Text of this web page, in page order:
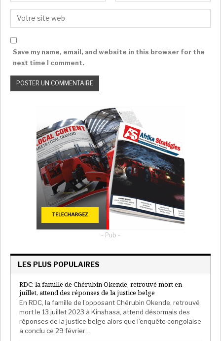
Save my name, email, and website in this browser for the
next time I comment.
- Pub -
LES PLUS POPULAIRES
RDC: la famille de Chérubin Okende, retrouvé mort en
juillet, attend des réponses de la justice belge
En RDC, la famille de l’opposant Chérubin Okende, retrouvé
mort le 13 juillet 2023 à Kinshasa, attend désormais des
réponses de la justice belge alors que l’enquête congolaise
a conclu ce 29 février…